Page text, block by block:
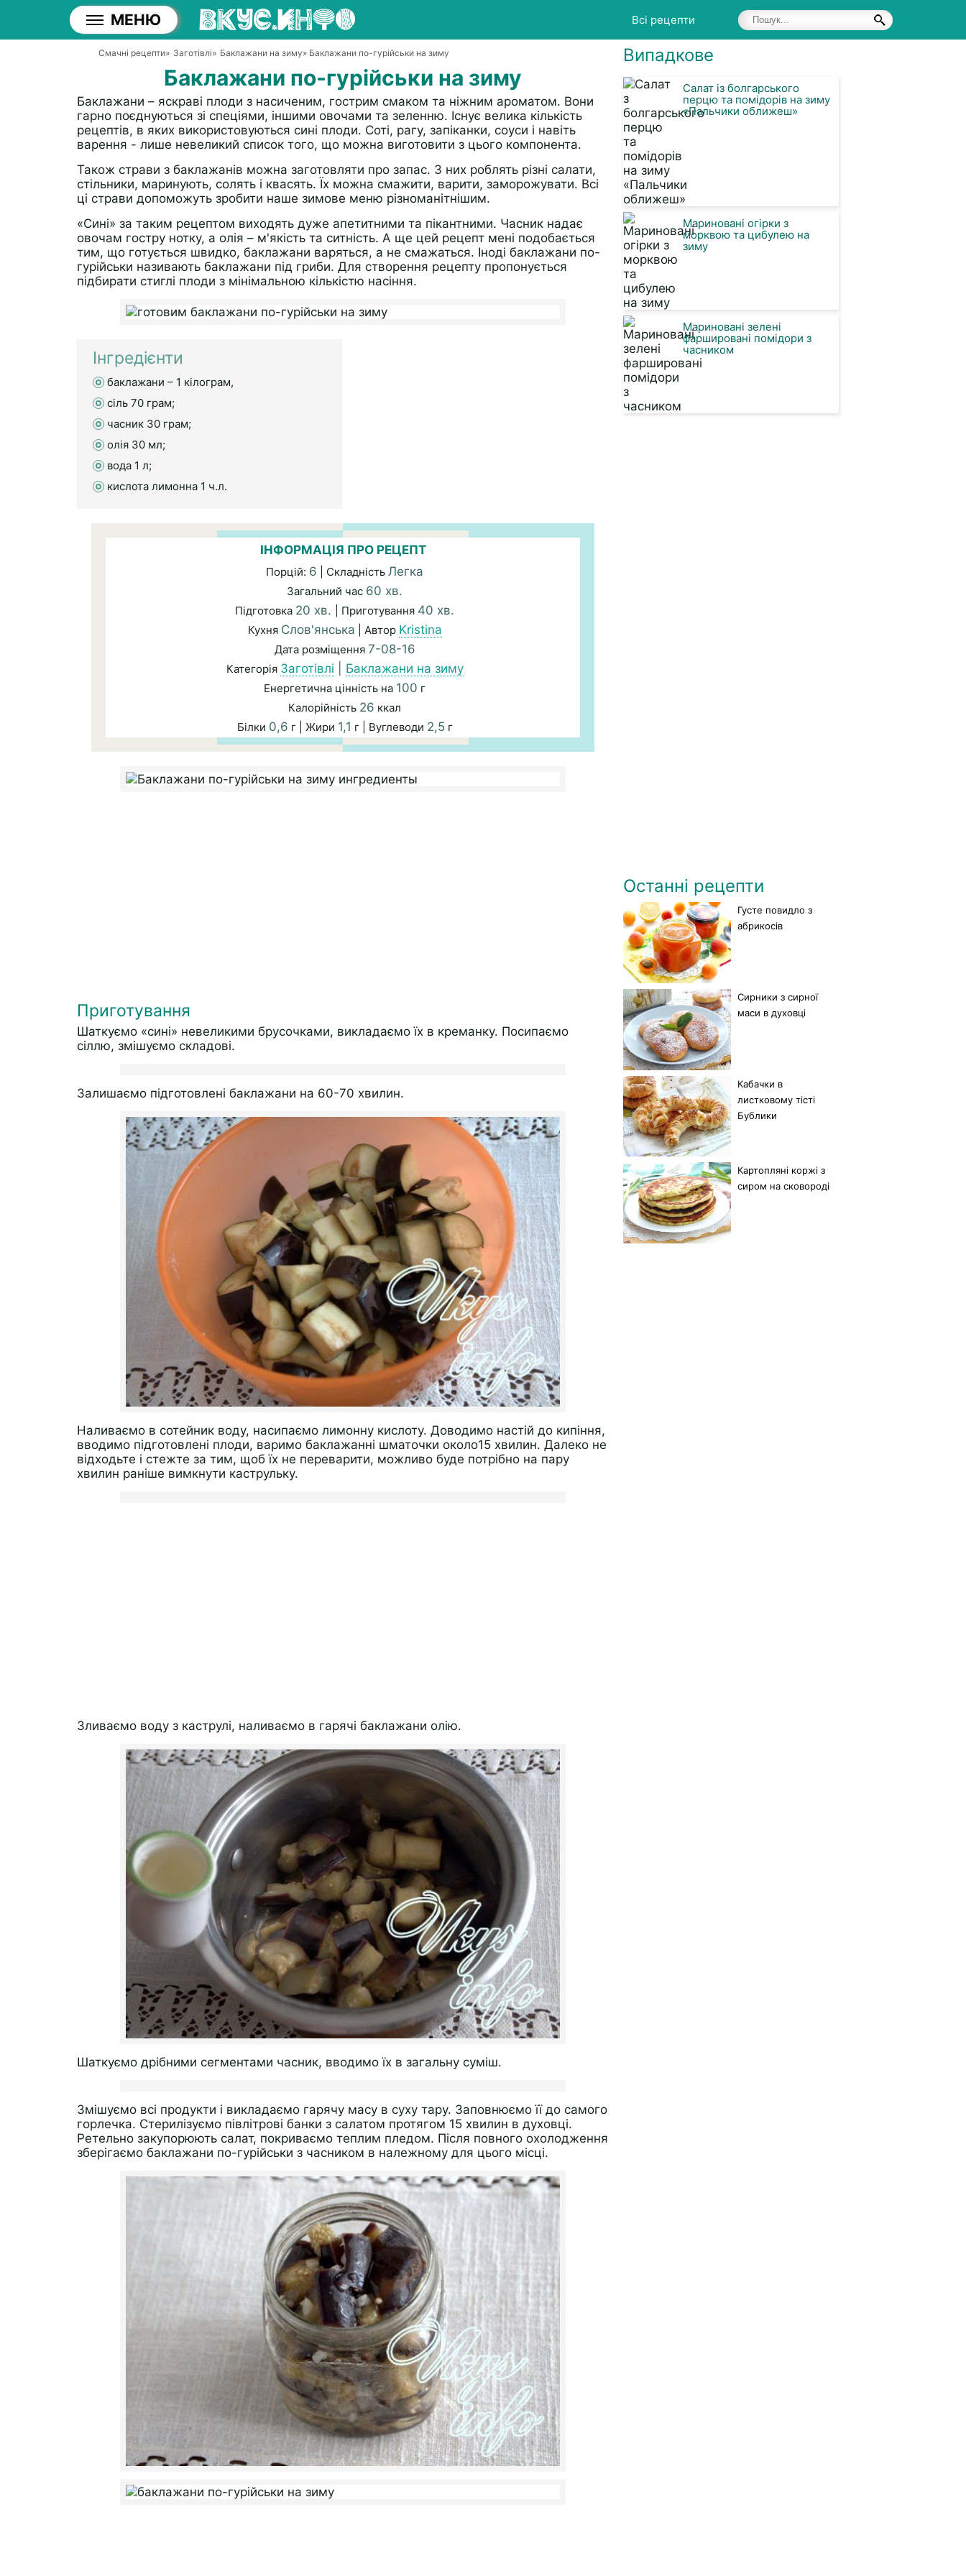
МЕНЮ Всі рецепти
Смачні рецепти» Заготівлі» Баклажани на зиму» Баклажани по-гурійськи на зиму
Баклажани по-гурійськи на зиму
Баклажани – яскраві плоди з насиченим, гострим смаком та ніжним ароматом. Вони
гарно поєднуються зі спеціями, іншими овочами та зеленню. Існує велика кількість
рецептів, в яких використовуються сині плоди. Соті, рагу, запіканки, соуси і навіть
варення - лише невеликий список того, що можна виготовити з цього компонента.
Також страви з баклажанів можна заготовляти про запас. З них роблять різні салати,
стільники, маринують, солять і квасять. Їх можна смажити, варити, заморожувати. Всі
ці страви допоможуть зробити наше зимове меню різноманітнішим.
«Сині» за таким рецептом виходять дуже апетитними та пікантними. Часник надає
овочам гостру нотку, а олія – м'якість та ситність. А ще цей рецепт мені подобається
тим, що готується швидко, баклажани варяться, а не смажаться. Іноді баклажани по-
гурійськи називають баклажани під гриби. Для створення рецепту пропонується
підбирати стиглі плоди з мінімальною кількістю насіння.
Інгредієнти
баклажани – 1 кілограм,
сіль 70 грам;
часник 30 грам;
олія 30 мл;
вода 1 л;
кислота лимонна 1 ч.л.
ІНФОРМАЦІЯ ПРО РЕЦЕПТ
Порцій: 6 | Складність Легка
Загальний час 60 хв.
Підготовка 20 хв. | Приготування 40 хв.
Кухня Слов'янська | Автор Kristina
Дата розміщення 7-08-16
Категорія Заготівлі Баклажани на зиму
Енергетична цінність на 100 г
Калорійність 26 ккал
Білки 0,6 г | Жири 1,1 г | Вуглеводи 2,5г
Приготування
Шаткуємо «сині» невеликими брусочками, викладаємо їх в креманку. Посипаємо
сіллю, змішуємо складові.
Залишаємо підготовлені баклажани на 60-70 хвилин.
Наливаємо в сотейник воду, насипаємо лимонну кислоту. Доводимо настій до кипіння,
вводимо підготовлені плоди, варимо баклажанні шматочки около15 хвилин. Далеко не
відходьте і стежте за тим, щоб їх не переварити, можливо буде потрібно на пару
хвилин раніше вимкнути каструльку.
Зливаємо воду з каструлі, наливаємо в гарячі баклажани олію.
Шаткуємо дрібними сегментами часник, вводимо їх в загальну суміш.
Змішуємо всі продукти і викладаємо гарячу масу в суху тару. Заповнюємо її до самого
горлечка. Стерилізуємо півлітрові банки з салатом протягом 15 хвилин в духовці.
Ретельно закупорюють салат, покриваємо теплим пледом. Після повного охолодження
зберігаємо баклажани по-гурійськи з часником в належному для цього місці.
Випадкове
Салат із болгарського
перцю та помідорів на зиму
«Пальчики оближеш»
Мариновані огірки з
морквою та цибулею на
зиму
Мариновані зелені
фаршировані помідори з
часником
Останні рецепти
Густе повидло з
абрикосів
Сирники з сирної
маси в духовці
Кабачки в
листковому тісті
Бублики
Картопляні коржі з
сиром на сковороді